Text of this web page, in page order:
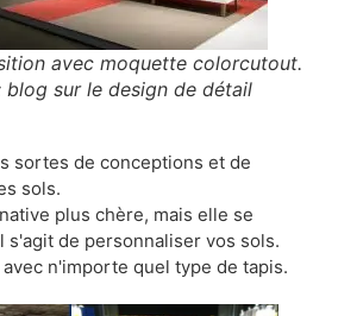
avec moquette colorcutout.
blog sur le design de détail
sortes de conceptions et de
sols.
plus chère, mais elle se
s'agit de personnaliser vos sols.
n'importe quel type de tapis.